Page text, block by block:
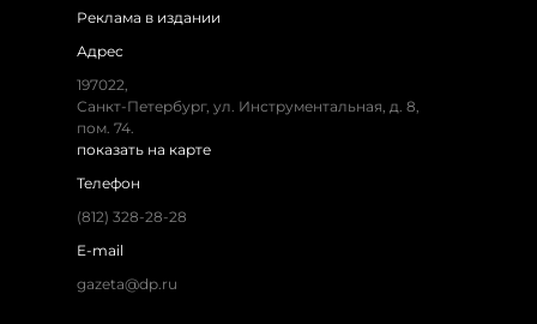
Реклама в издании
Адрес
197022,
Санкт-Петербург, ул. Инструментальная, д. 8,
пом. 74.
показать на карте
Телефон
(812) 328-28-28
E-mail
gazeta@dp.ru